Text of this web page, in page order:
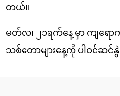
တယ်။
မတ်လ၊ ၂၁ရက်နေ့ မှာ ကျရေ
သစ်တောများနေ့ကို ပါဝင်ဆင်နွဲ